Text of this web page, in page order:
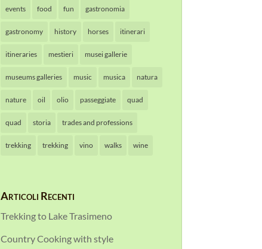
events food fun gastronomia
gastronomy history horses itinerari
itineraries mestieri musei gallerie
museums galleries music musica natura
nature oil olio passeggiate quad
quad storia trades and professions
trekking trekking vino walks wine
Articoli Recenti
Trekking to Lake Trasimeno
Country Cooking with style